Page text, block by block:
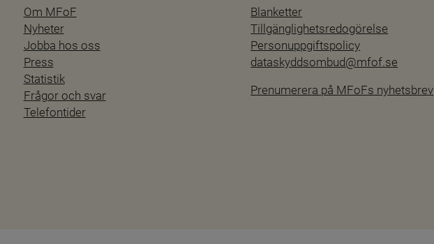
Om MFoF
Nyheter
Jobba hos oss
Press
Statistik
Frågor och svar
Telefontider
Blanketter
Tillgänglighetsredogörelse
Personuppgiftspolicy
dataskyddsombud@mfof.se
Prenumerera på MFoFs nyhetsbrev